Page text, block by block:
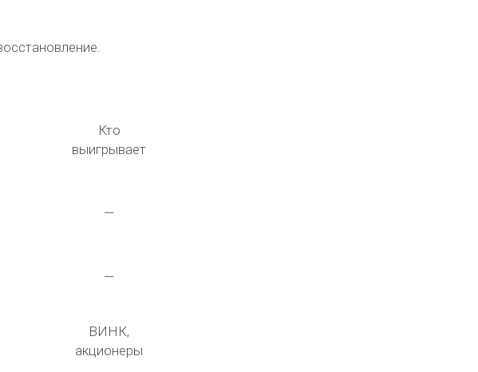
Кто
выигрывает
—
—
ВИНК,
акционеры